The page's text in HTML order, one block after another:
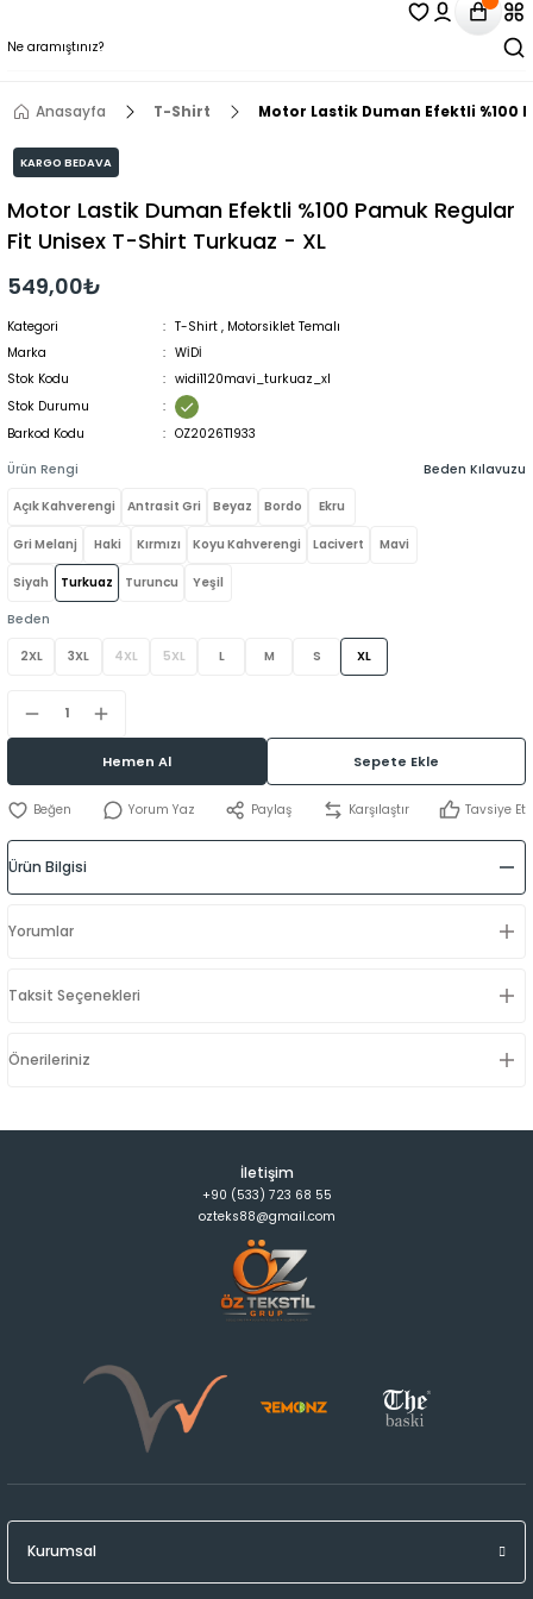
Anasayfa T-Shirt Motor Lastik Duman Efektli %100
KARGO BEDAVA
Motor Lastik Duman Efektli %100 Pamuk Regular
Fit Unisex T-Shirt Turkuaz - XL
549,00₺
Kategori T-Shirt , Motorsiklet Temalı
Marka
WİDİ
Stok Kodu
widi1120mavi_turkuaz_xl
Stok Durumu
Barkod Kodu
OZ2026T1933
Ürün Rengi
Açık Kahverengi Antrasit Gri Beyaz Bordo Ekru
Gri Melanj Haki Kırmızı Koyu Kahverengi Lacivert Mavi
Siyah Turkuaz Turuncu Yeşil
Beden
2XL 3XL 4XL 5XL L M S XL
Beden Kılavuzu
Hemen Al Sepete Ekle
Yorum Yaz Paylaş Karşılaştır Tavsiye Et
Ürün Bilgisi
Yorumlar
Taksit Seçenekleri
Önerileriniz
İletişim
+90 (533) 723 68 55
ozteks88@gmail.com
Kurumsal